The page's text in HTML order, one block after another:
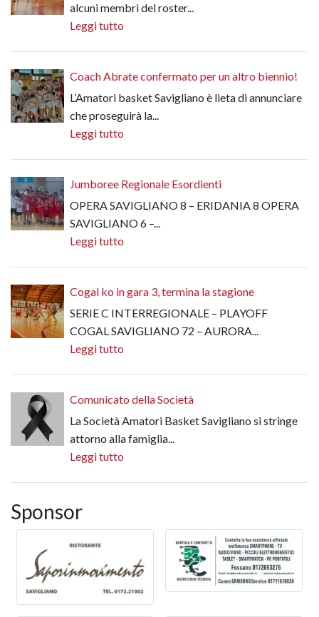
alcuni membri del roster...
Leggi tutto
Coach Abrate confermato per un altro biennio!
L’Amatori basket Savigliano è lieta di annunciare
che proseguirà la...
Leggi tutto
Jumboree Regionale Esordienti
OPERA SAVIGLIANO 8 – ERIDANIA 8 OPERA
SAVIGLIANO 6 –...
Leggi tutto
Cogal ko in gara 3, termina la stagione
SERIE C INTERREGIONALE – PLAYOFF
COGAL SAVIGLIANO 72 – AURORA...
Leggi tutto
Comunicato della Società
La Società Amatori Basket Savigliano si stringe
attorno alla famiglia...
Leggi tutto
Sponsor